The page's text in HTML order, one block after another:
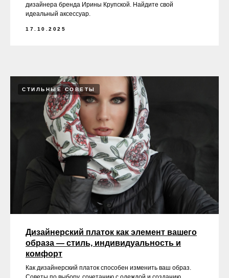
дизайнера бренда Ирины Крупской. Найдите свой
идеальный аксессуар.
17.10.2025
СТИЛЬНЫЕ СОВЕТЫ
Дизайнерский платок как элемент вашего
образа — стиль, индивидуальность и
комфорт
Как дизайнерский платок способен изменить ваш образ.